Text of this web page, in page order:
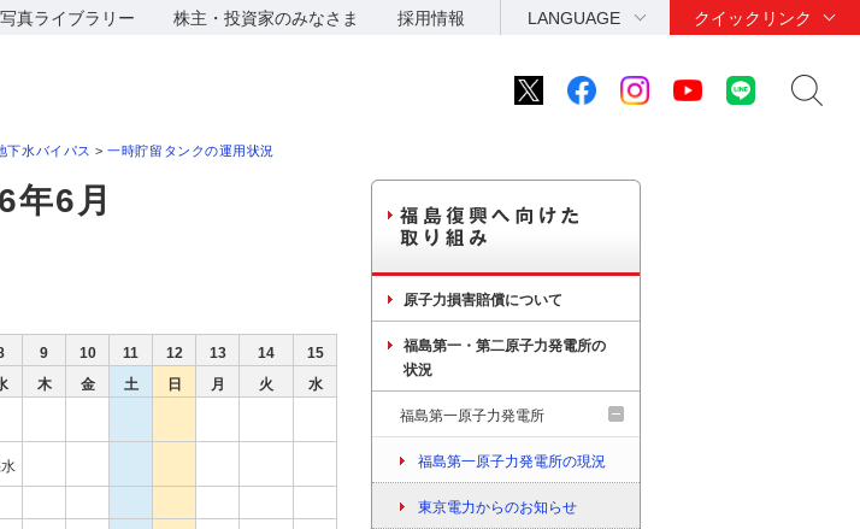
真ライブラリー 株主・投資家のみなさま 採用情報 LANGUAGE クイックリンク
下水バイパス >一時貯留タンクの運用状況
年6月
9 10 11 12 13 14
15
木 金 土 日 月 火 水
原子力損害賠償について
福島第一・第二原子力発電所の
状況
福島第一原子力発電所
福島第一原子力発電所の現況
東京電力からのお知らせ